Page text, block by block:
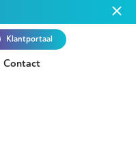
Klantportaal
Contact